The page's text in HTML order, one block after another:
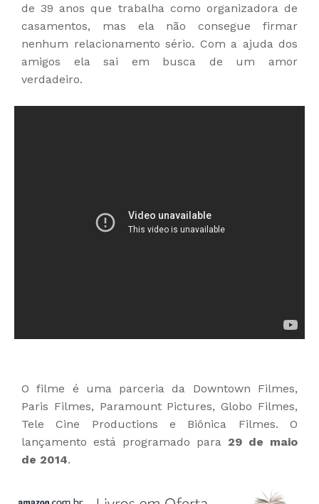
de 39 anos que trabalha como organizadora de
casamentos, mas ela não consegue firmar
nenhum relacionamento sério. Com a ajuda dos
amigos ela sai em busca de um amor
verdadeiro.
O filme é uma parceria da Downtown Filmes,
Paris Filmes, Paramount Pictures, Globo Filmes,
Tele Cine Productions e Biônica Filmes. O
lançamento está programado para 29 de maio
de 2014.